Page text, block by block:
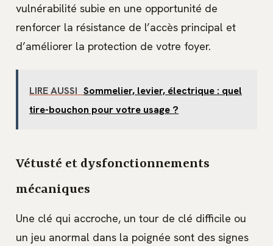
vulnérabilité subie en une opportunité de
renforcer la résistance de l’accès principal et
d’améliorer la protection de votre foyer.
LIRE AUSSI Sommelier, levier, électrique : quel
tire-bouchon pour votre usage ?
Vétusté et dysfonctionnements
mécaniques
Une clé qui accroche, un tour de clé difficile ou
un jeu anormal dans la poignée sont des signes